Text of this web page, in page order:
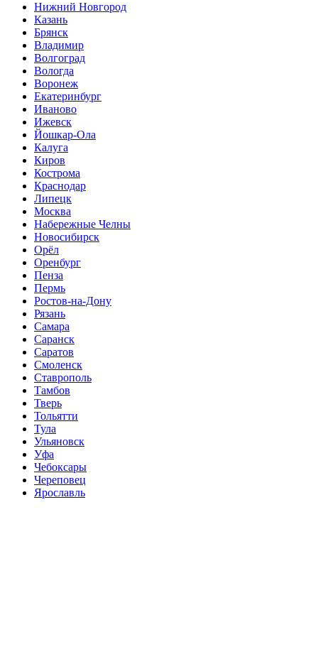
Нижний Нoвгород
Казань
Брянск
Владимир
Волгоград
Вологда
Воронеж
Екатеринбург
Иваново
Ижевск
Йошкар-Ола
Калуга
Киров
Кострома
Краснодар
Липецк
Москва
Набережные Челны
Новосибирск
Орёл
Оренбург
Пенза
Пермь
Ростов-на-Дону
Рязань
Самара
Саранск
Саратов
Смоленск
Ставрополь
Тамбов
Тверь
Тольятти
Тула
Ульяновск
Уфа
Чебоксары
Череповец
Ярославль